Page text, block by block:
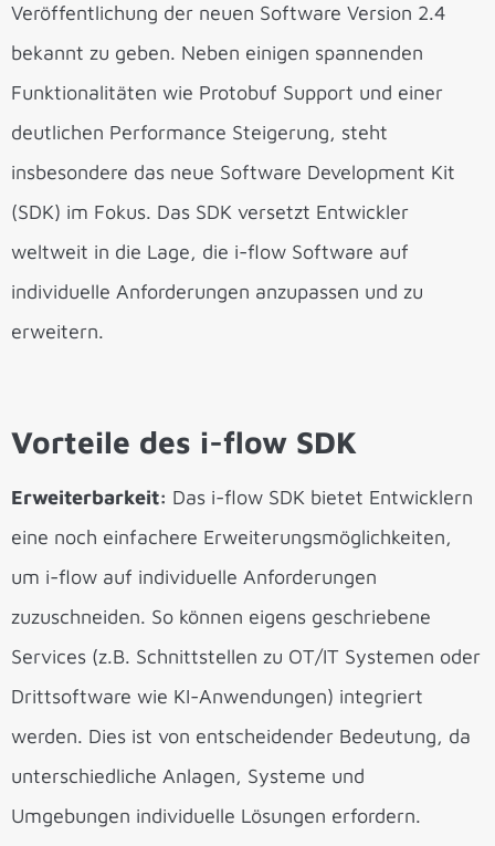
Veröffentlichung der neuen Software Version 2.4
bekannt zu geben. Neben einigen spannenden
Funktionalitäten wie Protobuf Support und einer
deutlichen Performance Steigerung, steht
insbesondere das neue Software Development Kit
(SDK) im Fokus. Das SDK versetzt Entwickler
weltweit in die Lage, die i-flow Software auf
individuelle Anforderungen anzupassen und zu
erweitern.
Vorteile des i-flow SDK
Erweiterbarkeit: Das i-flow SDK bietet Entwicklern
eine noch einfachere Erweiterungsmöglichkeiten,
um i-flow auf individuelle Anforderungen
zuzuschneiden. So können eigens geschriebene
Services (z.B. Schnittstellen zu OT/IT Systemen oder
Drittsoftware wie KI-Anwendungen) integriert
werden. Dies ist von entscheidender Bedeutung, da
unterschiedliche Anlagen, Systeme und
Umgebungen individuelle Lösungen erfordern.